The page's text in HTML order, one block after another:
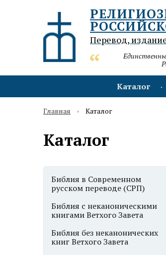
Перевод,
Каталог
Главная Каталог
Каталог
Библия в Современном
русском переводе (СРП)
Библия с неканоническими
книгами Ветхого Завета
Библия без неканонических
книг Ветхого Завета